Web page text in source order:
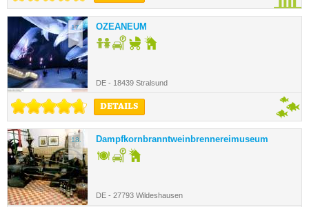
17. OZEANEUM
DE - 18439 Stralsund
DETAILS
18. Dampfkornbranntweinbrennereimuseum
DE - 27793 Wildeshausen